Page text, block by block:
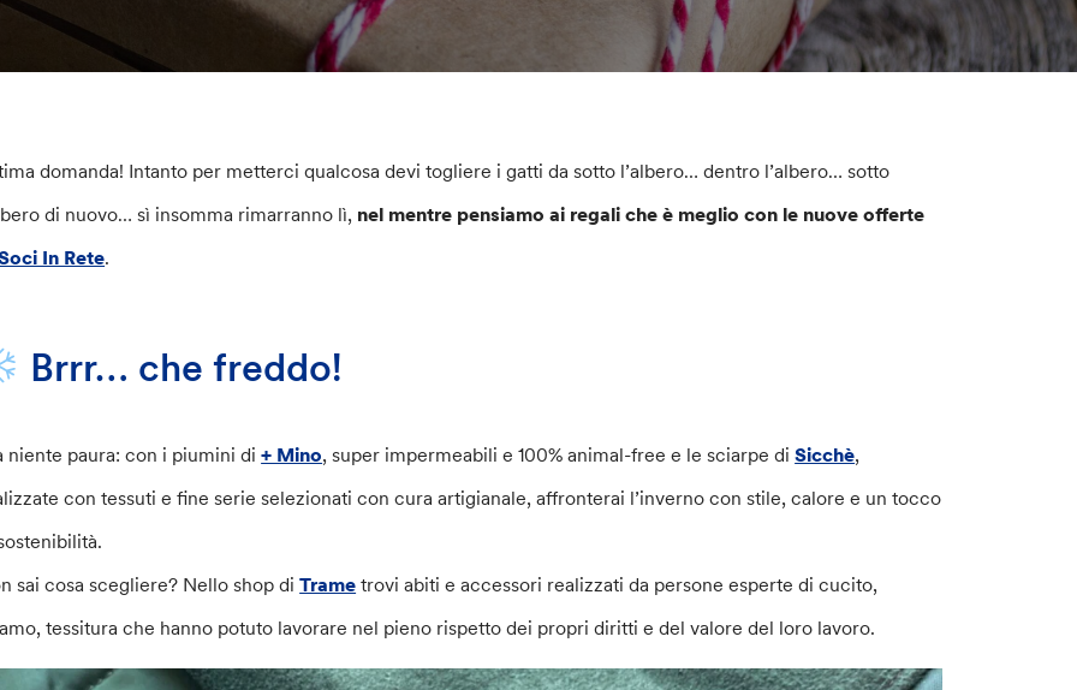
domanda! Intanto per metterci qualcosa devi togliere i gatti da sotto l’albero… dentro l’albero… sotto
di nuovo… sì insomma rimarranno lì, nel mentre pensiamo ai regali che è meglio con le nuove offerte
In Rete.
Brrr… che freddo!
niente paura: con i piumini di+ Mino, super impermeabili e 100% animal-free e le sciarpe diSicchè,
con tessuti e fine serie selezionati con cura artigianale, affronterai l’inverno con stile, calore e un tocco
sai cosa scegliere? Nello shop diTrame trovi abiti e accessori realizzati da persone esperte di cucito,
tessitura che hanno potuto lavorare nel pieno rispetto dei propri diritti e del valore del loro lavoro.